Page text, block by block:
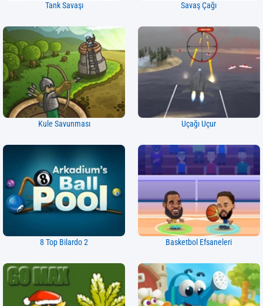
Tank Savaşı Savaş Çağı
Kule Savunması Uçağı Uçur
8 Top Bilardo 2 Basketbol Efsaneleri